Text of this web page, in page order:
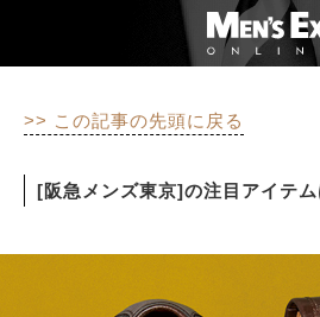
>> この記事の先頭に戻る
[阪急メンズ東京]の注目アイテム
FASHION
WATCH
CAR&BIKE